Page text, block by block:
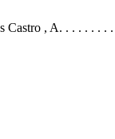
, A. . . . . . .